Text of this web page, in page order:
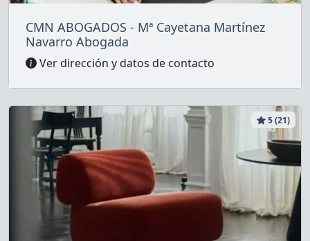
CMN ABOGADOS - Mª Cayetana Martínez
Navarro Abogada
Ver dirección y datos de contacto
5 (21)